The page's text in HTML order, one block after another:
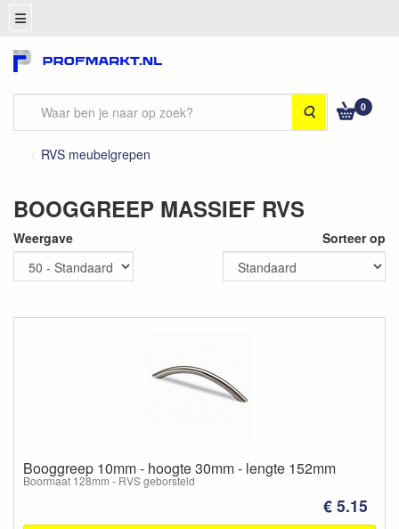
Zoeken 0
RVS meubelgrepen
BOOGGREEP MASSIEF RVS
Weergave Sorteer op
Booggreep 10mm - hoogte 30mm - lengte 152mm
Boormaat 128mm - RVS geborsteld
€ 5.15